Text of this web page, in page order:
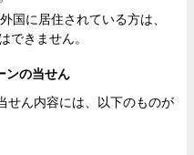
国に居住されている方は、
できません。
ンの当せん
せん内容には、以下のものが